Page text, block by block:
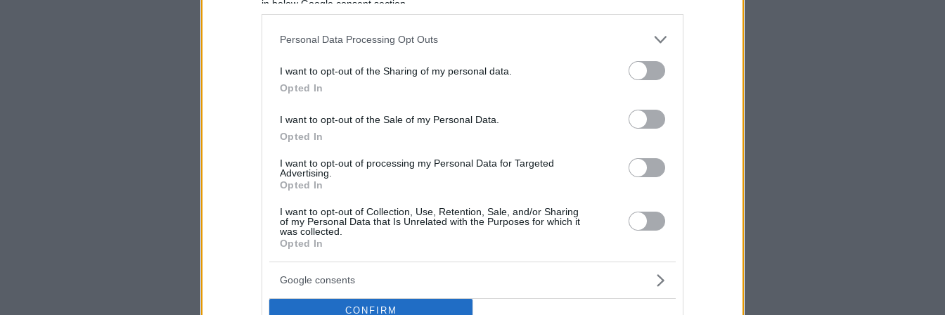
in below Google consent section.
Personal Data Processing Opt Outs
I want to opt-out of the Sharing of my personal data.
Opted In
I want to opt-out of the Sale of my Personal Data.
Opted In
I want to opt-out of processing my Personal Data for Targeted
Advertising.
Opted In
I want to opt-out of Collection, Use, Retention, Sale, and/or Sharing
of my Personal Data that Is Unrelated with the Purposes for which it
was collected.
Opted In
Google consents
CONFIRM